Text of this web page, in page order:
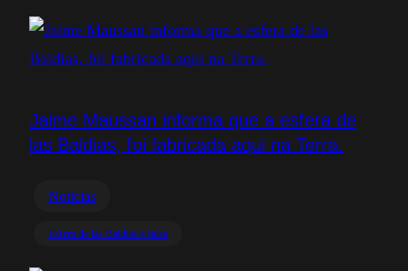
Jaime Maussan informa que a esfera de
las Baldias, foi fabricada aqui na Terra.
Noticias
Esfera de las Baldias é falsa